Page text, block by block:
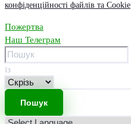
конфіденційності файлів та Cookie
Пожертва
Наш Телеграм
із